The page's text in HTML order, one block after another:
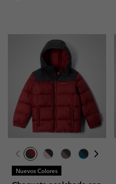
Nuevos Colores